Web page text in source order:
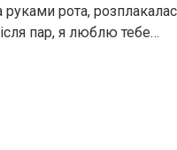
рота,
пар, я люблю тебе…